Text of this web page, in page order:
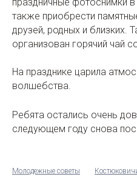
также приобрести
друзей, родных и близких.
организован горячий чай
На празднике царила
волшебства.
Ребята остались очень
следующем году снова
Молодежные советы